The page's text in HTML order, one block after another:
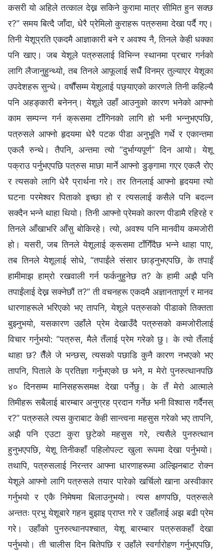
कसरी यो अहिले तत्काल देख्न सकिने कुरामा मात्र सीमित हुन सक्छ
र?” समय बित्दै जाँदा, धेरै प्रेमिलो कुराहरू पत्रुसमा देखा पर्दै गए।
तिनी येशूप्रति एकदमै आज्ञाकारी बने र अवश्य नै, तिनले केही धक्का
पनि खाए। जब येशूले पत्रुसलाई विभिन्‍न स्थानमा प्रचार गर्नको
लागि लैजानुहुन्थ्यो, तब तिनले आफूलाई सधैँ विनम्र तुल्याएर येशूका
उपदेशहरू सुन्थे। वर्षौंसम्म येशूलाई पछ्याएको कारणले तिनी कहिल्यै
पनि अहङ्कारी बनेनन्। येशूले उहाँ आउनुको कारण भनेको आफ्नो
काम सम्पन्न गर्न क्रूसमा टाँगिनको लागि हो भनी भन्नुभएपछि,
पत्रुसले आफ्नो हृदयमा धेरै पटक पीडा अनुभूति गर्थे र एकान्तमा
एकलै रुन्थे। तैपनि, अन्तमा त्यो “दुर्भाग्यपूर्ण” दिन आयो। येशू
पक्राउ पर्नुभएपछि पत्रुस माछा मार्ने आफ्नो डुङ्गामा गएर एकलै रोए
र त्यसको लागि धेरै प्रार्थना गरे। तर तिनलाई आफ्नो हृदयमा त्यो
घटना परमेश्‍वर पिताको इच्छा हो र त्यसलाई कसैले पनि बदल्न
सक्दैन भन्ने थाहा थियो। तिनी आफ्नो प्रेमको कारण पीडामै रहिरहे र
तिनले आँखाभरि आँसु बोकिरहे। त्यो, अवश्य पनि मानवीय कमजोरी
हो। यसरी, जब तिनले येशूलाई क्रूसमा टाँगिँदैछ भन्ने थाहा पाए,
तब तिनले येशूलाई सोधे, “तपाईंले संसार छाड्नुभएपछि, के तपाईं
हामीमाझ हाम्रो रखवाली गर्न फर्कनुहुनेछ त? के हामी अझै पनि
तपाईंलाई देख्न सक्‍नेछौं त?” ती वचनहरू एकदमै अज्ञानतापूर्ण र मानव
धारणाहरूले भरिएको भए तापनि, येशूले पत्रुसको पीडाको तिक्तता
बुझ्नुभयो, यसकारण उहाँले प्रेम देखाउँदै पत्रुसको कमजोरीलाई
विचार गर्नुभयो: “पत्रुस, मैले तँलाई प्रेम गरेको छु। के त्यो तँलाई
थाहा छ? तैँले जे भन्छस्, त्यसको पछाडि कुनै कारण नभएको भए
तापनि, पिताले के प्रतिज्ञा गर्नुभएको छ भने, म मेरो पुनरुत्थानपछि
४० दिनसम्‍म मानिसहरूसमक्ष देखा पर्नेछु। के तँ मेरो आत्माले
तिमीहरू सबैलाई बारम्बार अनुग्रह प्रदान गर्नेछ भनी विश्‍वास गर्दैनस्
र?” पत्रुसले त्यस कुराबाट केही सान्त्वना महसुस गरेको भए तापनि,
अझै पनि एउटा कुरा छुटेको महसुस गरे, त्यसैले पुनरुत्थान
हुनुभएपछि, येशू तिनीकहाँ पहिलोपल्ट खुला रूपमा देखा पर्नुभयो।
तथापि, पत्रुसलाई निरन्तर आफ्ना धारणाहरूमा अल्झिनबाट रोक्न
येशूले आफ्नो लागि पत्रुसले तयार पारेको खर्चिलो खाना अस्वीकार
गर्नुभयो र एकै निमेषमा बिलाउनुभयो। त्यस क्षणपछि, पत्रुसले
अन्ततः प्रभु येशूबारे गहन बुझाइ प्राप्त गरे र उहाँलाई अझ बढी प्रेम
गरे। उहाँको पुनरुत्थानपश्चात, येशू बारम्बार पत्रुसकहाँ देखा
पर्नुभयो। ती चालीस दिन बितेपछि र उहाँले स्वर्गारोहण गर्नुभएपछि,